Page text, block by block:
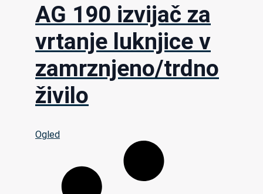
AG 190 izvijač za
vrtanje luknjice v
zamrznjeno/trdno
živilo
Ogled